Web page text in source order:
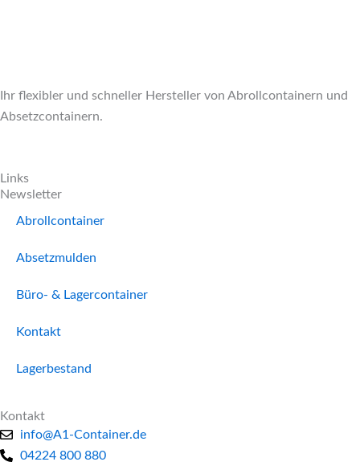
Ihr flexibler und schneller Hersteller von Abrollcontainern und
Absetzcontainern.
Links
Newsletter
Abrollcontainer
Absetzmulden
Büro- & Lagercontainer
Kontakt
Lagerbestand
Kontakt
info@A1-Container.de
04224 800 880